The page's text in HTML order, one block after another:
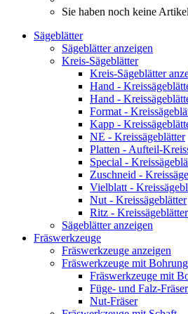
Sie haben noch keine
Sägeblätter
Sägeblätter anzeigen
Kreis-Sägeblätter
Kreis-Sägeblätter
Hand -
Hand -
Format -
Kapp -
NE - Kreissägeblätter
Platten - Aufteil-
Special -
Zuschneid -
Vielblatt -
Nut - Kreissägeblätter
Ritz - Kreissägeblätter
Sägeblätter anzeigen
Fräswerkzeuge
Fräswerkzeuge anzeigen
Fräswerkzeuge mit Bohrung
Fräswerkzeuge mit
Füge- und Falz-Fräser
Nut-Fräser